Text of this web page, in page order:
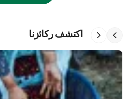
اكتشف ركائزنا